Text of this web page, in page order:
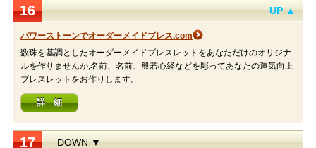
16 UP ▲
パワーストーンでオーダーメイドブレス.com
数珠を基調としたオーダーメイドブレスレットをあなただけのオリジナ
ルを作りませんか,名前、名前、般若心経などを彫ってあなたの運気向上
ブレスレットをお作りします。
詳 細
17 DOWN ▼